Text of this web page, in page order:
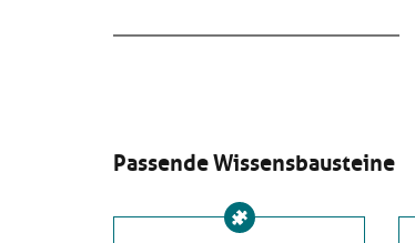
Passende Wissensbausteine